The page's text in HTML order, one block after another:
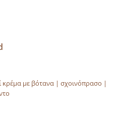
με βότανα | σχοινόπρασο |